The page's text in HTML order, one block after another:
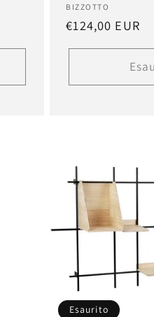
Fornitore:
BIZZOTTO
Prezzo
€124,00 EUR
Esaurito